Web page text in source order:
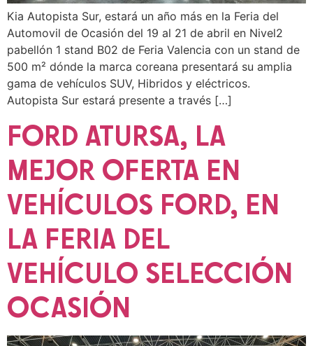
Kia Autopista Sur, estará un año más en la Feria del
Automovil de Ocasión del 19 al 21 de abril en Nivel2
pabellón 1 stand B02 de Feria Valencia con un stand de
500 m² dónde la marca coreana presentará su amplia
gama de vehículos SUV, Hibridos y eléctricos.
Autopista Sur estará presente a través […]
FORD ATURSA, LA
MEJOR OFERTA EN
VEHÍCULOS FORD, EN
LA FERIA DEL
VEHÍCULO SELECCIÓN
OCASIÓN